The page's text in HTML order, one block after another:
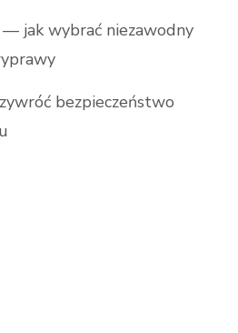
— jak wybrać niezawodny
bezpieczeństwo